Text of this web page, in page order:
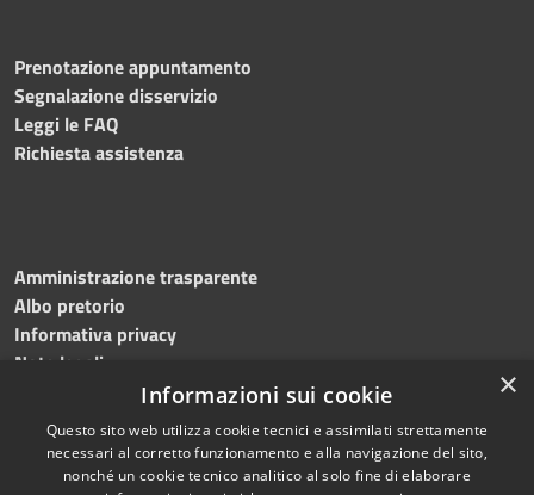
Prenotazione appuntamento
Segnalazione disservizio
Leggi le FAQ
Richiesta assistenza
Amministrazione trasparente
Albo pretorio
Informativa privacy
Note legali
Dichiarazione di accessibilità
×
Informazioni sui cookie
Questo sito web utilizza cookie tecnici e assimilati strettamente
necessari al corretto funzionamento e alla navigazione del sito,
nonché un cookie tecnico analitico al solo fine di elaborare